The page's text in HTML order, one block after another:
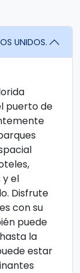
UNIDOS.
puerto de
y el
Disfrute
con su
puede
la
estar